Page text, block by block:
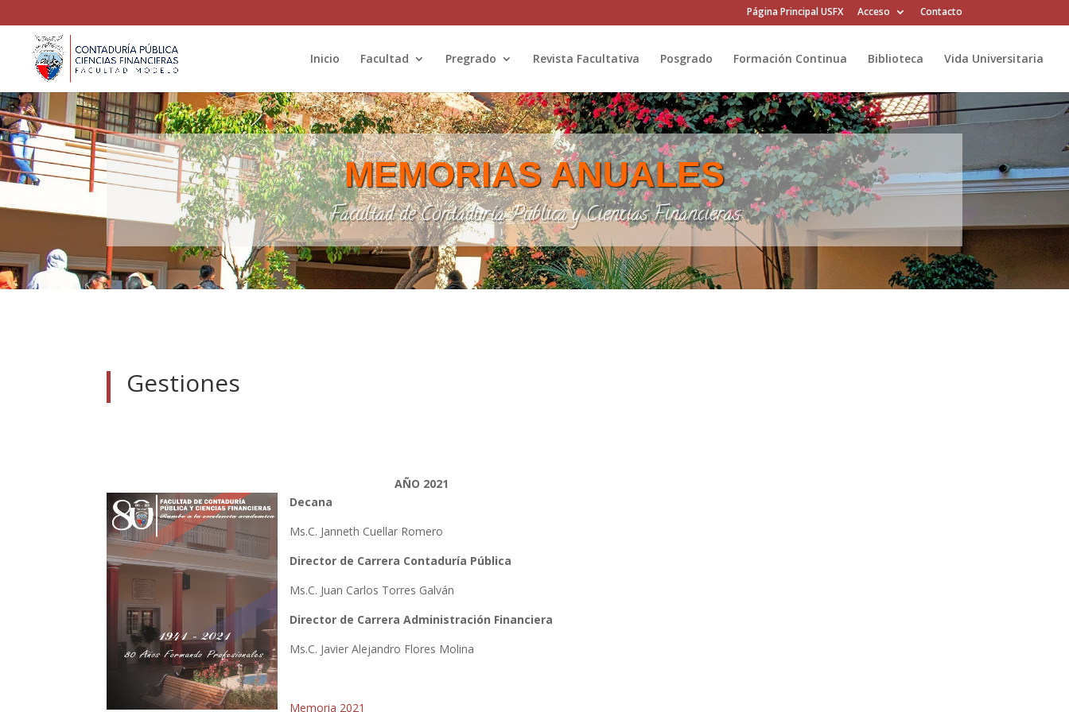
Página Principal USFX Acceso Contacto
Inicio Facultad Pregrado Revista Facultativa Posgrado Formación Continua Biblioteca Vida Universitaria
MEMORIAS ANUALES
Facultad de Contaduría Pública y Ciencias Financieras
Gestiones
AÑO 2021
Decana
Ms.C. Janneth Cuellar Romero
Director de Carrera Contaduría Pública
Ms.C. Juan Carlos Torres Galván
Director de Carrera Administración Financiera
Ms.C. Javier Alejandro Flores Molina
Memoria 2021